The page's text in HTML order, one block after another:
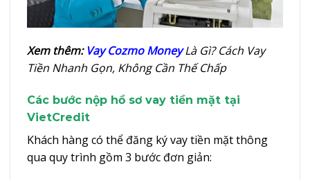
Xem thêm: Vay Cozmo Money Là Gì? Cách Vay
Tiền Nhanh Gọn, Không Cần Thế Chấp
Các bước nộp hồ sơ vay tiền mặt tại
VietCredit
Khách hàng có thể đăng ký vay tiền mặt thông
qua quy trình gồm 3 bước đơn giản: